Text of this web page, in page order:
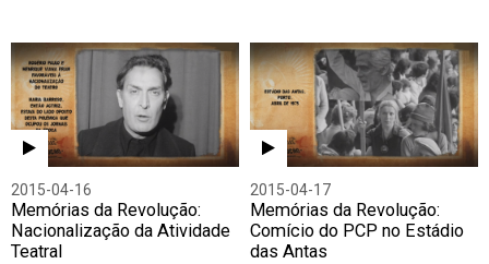
2015-04-16
Memórias da Revolução:
Nacionalização da Atividade
Teatral
2015-04-17
Memórias da Revolução:
Comício do PCP no Estádio
das Antas